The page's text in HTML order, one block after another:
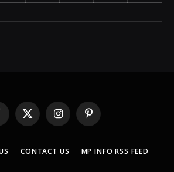
X
(Twitter)
InstagramPinterest
CONTACT US MP INFO RSS FEED